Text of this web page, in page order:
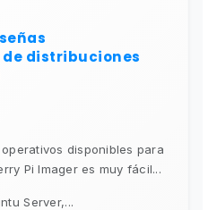
distribuciones
disponibles para
Pi Imager es muy fácil...
Server,...